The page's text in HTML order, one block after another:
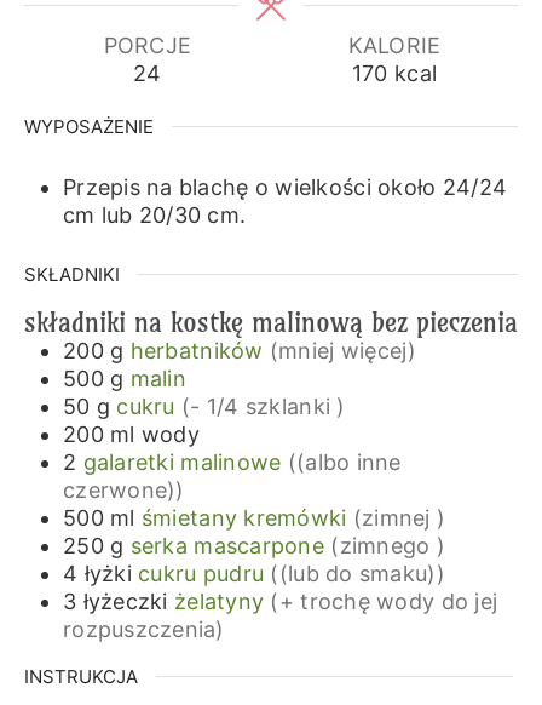
PORCJE
24
KALORIE
170 kcal
WYPOSAŻENIE
Przepis na blachę o wielkości około 24/24
cm lub 20/30 cm.
SKŁADNIKI
składniki na kostkę malinową bez pieczenia
200 g herbatników (mniej więcej)
500 g malin
50 g cukru (- 1/4 szklanki )
200 ml wody
2 galaretki malinowe ((albo inne
czerwone))
500 ml śmietany kremówki (zimnej )
250 g serka mascarpone (zimnego )
4 łyżki cukru pudru ((lub do smaku))
3 łyżeczki żelatyny (+ trochę wody do jej
rozpuszczenia)
INSTRUKCJA